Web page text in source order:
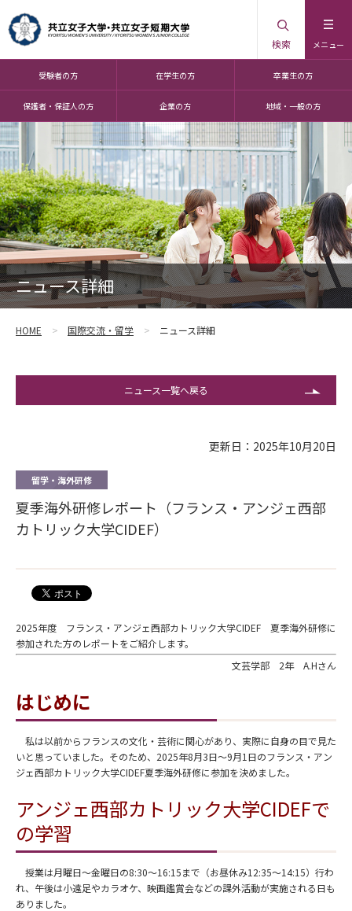
メニュー
検索
受験者の方 在学生の方 卒業生の方
保護者・保証人の方 企業の方 地域・一般の方
ニュース詳細
HOME 国際交流・留学 ニュース詳細
ニュース一覧へ戻る
更新日：2025年10月20日
留学・海外研修
夏季海外研修レポート（フランス・アンジェ西部
カトリック大学CIDEF）
2025年度 フランス・アンジェ西部カトリック大学CIDEF 夏季海外研修に
参加された方のレポートをご紹介します。
文芸学部 2年 A.Hさん
はじめに
私は以前からフランスの文化・芸術に関心があり、実際に自身の目で見た
いと思っていました。そのため、2025年8月3日～9月1日のフランス・アン
ジェ西部カトリック大学CIDEF夏季海外研修に参加を決めました。
アンジェ西部カトリック大学CIDEFで
の学習
授業は月曜日～金曜日の8:30～16:15まで（お昼休み12:35～14:15）行わ
れ、午後は小遠足やカラオケ、映画鑑賞会などの課外活動が実施される日も
ありました。